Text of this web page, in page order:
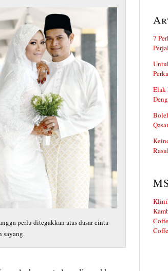
perlu ditegakkan atas dasar cinta
sayang.
7
Elak